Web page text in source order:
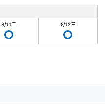
8/11二 8/12三